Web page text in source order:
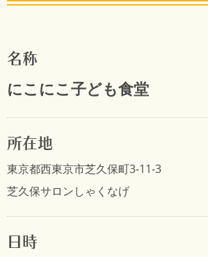
名称
にこにこ子ども食堂
所在地
東京都西東京市芝久保町3-11-3
芝久保サロンしゃくなげ
日時